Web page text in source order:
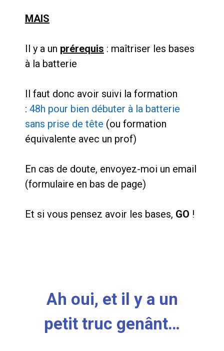
MAIS
Il y a un prérequis : maîtriser les bases
à la batterie
Il faut donc avoir suivi la formation
: 48h pour bien débuter à la batterie
sans prise de tête (ou formation
équivalente avec un prof)
En cas de doute, envoyez-moi un email
(formulaire en bas de page)
Et si vous pensez avoir les bases, GO !
Ah oui, et il y a un
petit truc genânt…